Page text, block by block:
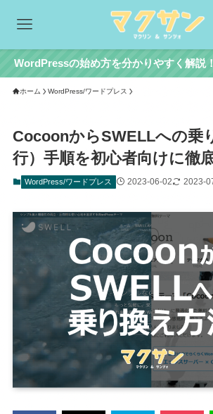
WordPressの始め方を分かりやすく解説
ホーム WordPress/ワードプレス
CocoonからSWELLへの乗
行）手順を初心者向けに徹
WordPress/ワードプレス 2023-06-02 2023-